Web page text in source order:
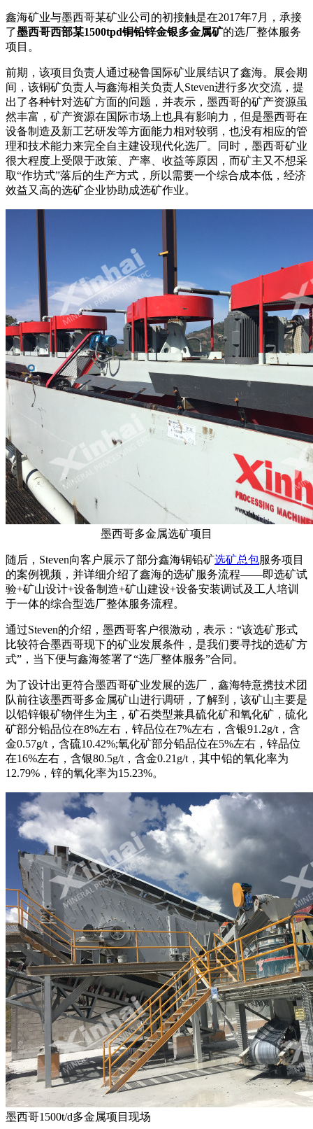
鑫海矿业与墨西哥某矿业公司的初接触是在2017年7月，承接
了墨西哥西部某1500tpd铜铅锌金银多金属矿的选厂整体服务
项目。
前期，该项目负责人通过秘鲁国际矿业展结识了鑫海。展会期
间，该铜矿负责人与鑫海相关负责人Steven进行多次交流，提
出了各种针对选矿方面的问题，并表示，墨西哥的矿产资源虽
然丰富，矿产资源在国际市场上也具有影响力，但是墨西哥在
设备制造及新工艺研发等方面能力相对较弱，也没有相应的管
理和技术能力来完全自主建设现代化选厂。同时，墨西哥矿业
很大程度上受限于政策、产率、收益等原因，而矿主又不想采
取“作坊式”落后的生产方式，所以需要一个综合成本低，经济
效益又高的选矿企业协助成选矿作业。
墨西哥多金属选矿项目
随后，Steven向客户展示了部分鑫海铜铅矿选矿总包服务项目
的案例视频，并详细介绍了鑫海的选矿服务流程——即选矿试
验+矿山设计+设备制造+矿山建设+设备安装调试及工人培训
于一体的综合型选厂整体服务流程。
通过Steven的介绍，墨西哥客户很激动，表示：“该选矿形式
比较符合墨西哥现下的矿业发展条件，是我们要寻找的选矿方
式”，当下便与鑫海签署了“选厂整体服务”合同。
为了设计出更符合墨西哥矿业发展的选厂，鑫海特意携技术团
队前往该墨西哥多金属矿山进行调研，了解到，该矿山主要是
以铅锌银矿物伴生为主，矿石类型兼具硫化矿和氧化矿，硫化
矿部分铅品位在8%左右，锌品位在7%左右，含银91.2g/t，含
金0.57g/t，含硫10.42%;氧化矿部分铅品位在5%左右，锌品位
在16%左右，含银80.5g/t，含金0.21g/t，其中铅的氧化率为
12.79%，锌的氧化率为15.23%。
墨西哥1500t/d多金属项目现场